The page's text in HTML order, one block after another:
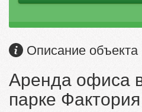
Описание объекта
Аренда офиса
парке Фактория